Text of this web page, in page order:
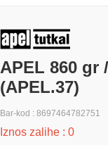
APEL 860 gr
(APEL.37)
Bar-kod : 8697464782751
Iznos zalihe : 0